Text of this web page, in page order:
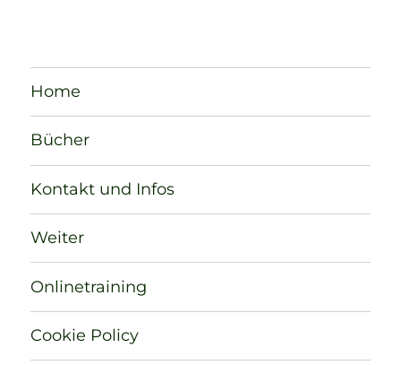
Home
Bücher
Kontakt und Infos
Weiter
Onlinetraining
Cookie Policy